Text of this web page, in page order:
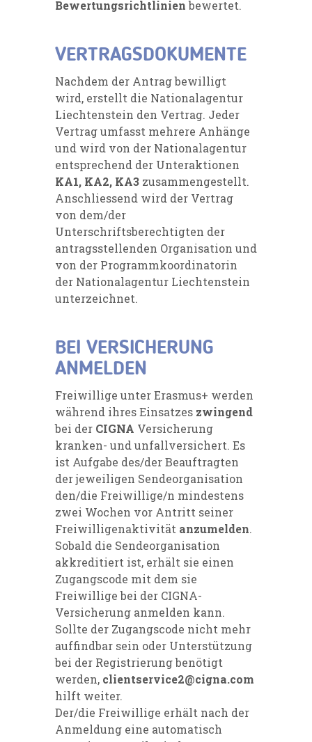
Bewertungsrichtlinienbewertet.
VERTRAGSDOKUMENTE
Nachdem der Antrag bewilligt
wird, erstellt die Nationalagentur
Liechtenstein den Vertrag. Jeder
Vertrag umfasst mehrere Anhänge
und wird von der Nationalagentur
entsprechend der Unteraktionen
KA1, KA2, KA3 zusammengestellt.
Anschliessend wird der Vertrag
von dem/der
Unterschriftsberechtigten der
antragsstellenden Organisation und
von der Programmkoordinatorin
der Nationalagentur Liechtenstein
unterzeichnet.
BEI VERSICHERUNG
ANMELDEN
Freiwillige unter Erasmus+ werden
während ihres Einsatzes zwingend
bei der CIGNA Versicherung
kranken- und unfallversichert. Es
ist Aufgabe des/der Beauftragten
der jeweiligen Sendeorganisation
den/die Freiwillige/n mindestens
zwei Wochen vor Antritt seiner
Freiwilligenaktivität anzumelden.
Sobald die Sendeorganisation
akkreditiert ist, erhält sie einen
Zugangscode mit dem sie
Freiwillige bei der CIGNA-
Versicherung anmelden kann.
Sollte der Zugangscode nicht mehr
auffindbar sein oder Unterstützung
bei der Registrierung benötigt
werden, clientservice2@cigna.com
hilft weiter.
Der/die Freiwillige erhält nach der
Anmeldung eine automatisch